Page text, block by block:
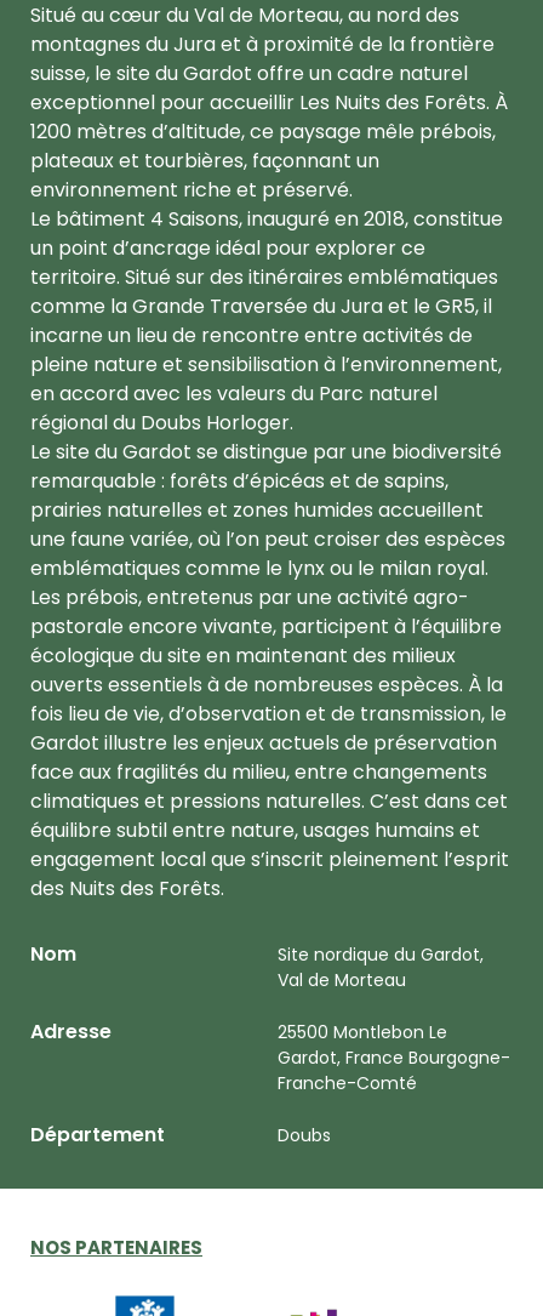
Situé au cœur du Val de Morteau, au nord des
montagnes du Jura et à proximité de la frontière
suisse, le site du Gardot offre un cadre naturel
exceptionnel pour accueillir Les Nuits des Forêts. À
1200 mètres d’altitude, ce paysage mêle prébois,
plateaux et tourbières, façonnant un
environnement riche et préservé.
Le bâtiment 4 Saisons, inauguré en 2018, constitue
un point d’ancrage idéal pour explorer ce
territoire. Situé sur des itinéraires emblématiques
comme la Grande Traversée du Jura et le GR5, il
incarne un lieu de rencontre entre activités de
pleine nature et sensibilisation à l’environnement,
en accord avec les valeurs du Parc naturel
régional du Doubs Horloger.
Le site du Gardot se distingue par une biodiversité
remarquable : forêts d’épicéas et de sapins,
prairies naturelles et zones humides accueillent
une faune variée, où l’on peut croiser des espèces
emblématiques comme le lynx ou le milan royal.
Les prébois, entretenus par une activité agro-
pastorale encore vivante, participent à l’équilibre
écologique du site en maintenant des milieux
ouverts essentiels à de nombreuses espèces. À la
fois lieu de vie, d’observation et de transmission, le
Gardot illustre les enjeux actuels de préservation
face aux fragilités du milieu, entre changements
climatiques et pressions naturelles. C’est dans cet
équilibre subtil entre nature, usages humains et
engagement local que s’inscrit pleinement l’esprit
des Nuits des Forêts.
Nom
Site nordique du Gardot,
Val de Morteau
Adresse
25500 Montlebon Le
Gardot, France Bourgogne-
Franche-Comté
Département Doubs
NOS PARTENAIRES